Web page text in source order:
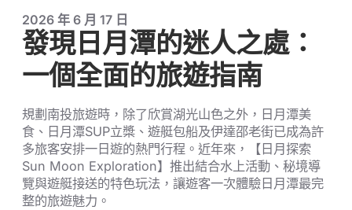
2026 年 6 月 17 日
發現日月潭的迷人之處：
一個全面的旅遊指南
規劃南投旅遊時，除了欣賞湖光山色之外，日月潭美
食、日月潭SUP立槳、遊艇包船及伊達邵老街已成為許
多旅客安排一日遊的熱門行程。近年來，【日月探索
Sun Moon Exploration】推出結合水上活動、秘境導
覽與遊艇接送的特色玩法，讓遊客一次體驗日月潭最完
整的旅遊魅力。